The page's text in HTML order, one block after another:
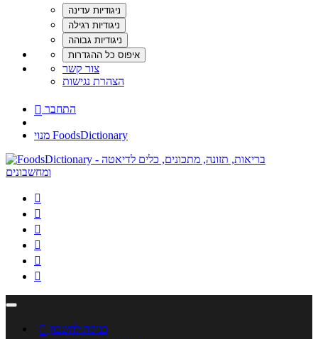
צור קשר
הצהרת נגישות
 התחבר
מנוי FoodsDictionary






 כניסה לחשבון